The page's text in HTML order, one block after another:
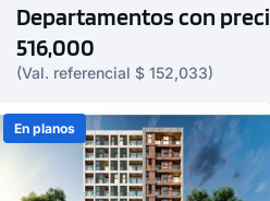
Departamentos con
516,000
(Val. referencial $ 152,033)
En planos